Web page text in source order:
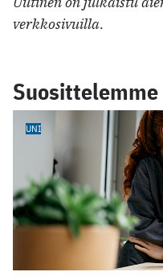
verkkosivuilla.
Suosittelemme
UNI